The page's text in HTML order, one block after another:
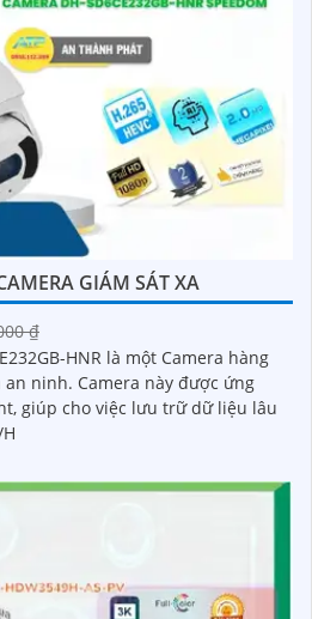
GIÁM SÁT XA
₫
HNR là một Camera hàng
này được ứng
giúp cho việc lưu trữ dữ liệu lâu